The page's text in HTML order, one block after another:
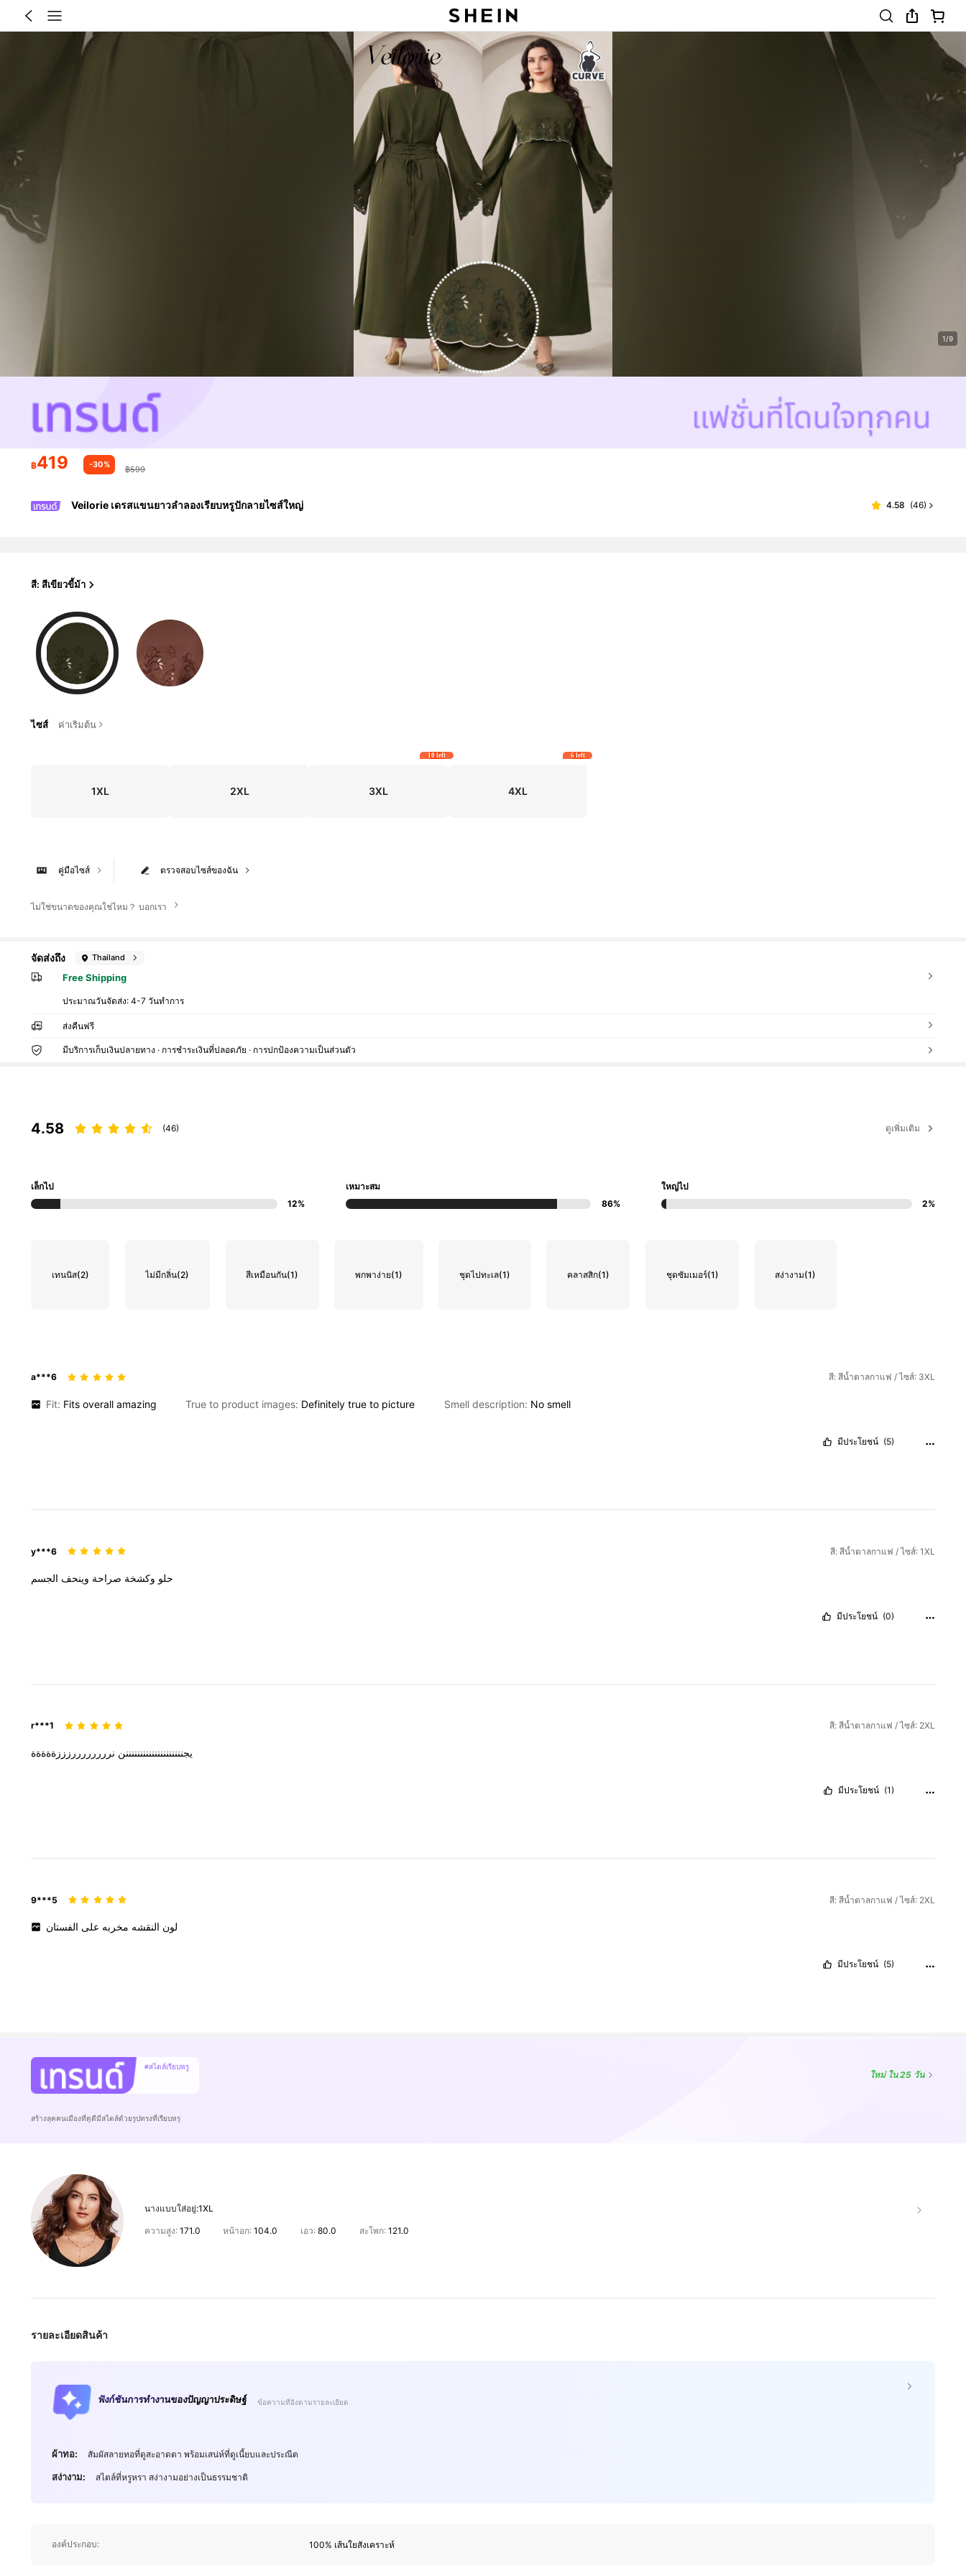
1/9
฿419 -30% ฿599
Veilorie เดรสแขนยาวลำลองเรียบหรูปักลายไซส์ใหญ่ 4.58 (46)
สี: สีเขียวขี้ม้า
ไซส์ ค่าเริ่มต้น
1XL 2XL 3XL
10 left
4XL
6 left
ตรวจสอบไซส์ของฉัน
คู่มือไซส์
ไม่ใช่ขนาดของคุณใช่ไหม？ บอกเรา
จัดส่งถึง Thailand
Free Shipping
ประมาณวันจัดส่ง:4-7 วันทำการ
ส่งคืนฟรี
มีบริการเก็บเงินปลายทาง · การชำระเงินที่ปลอดภัย · การปกป้องความเป็นส่วนตัว
4.58 (46) ดูเพิ่มเติม
เล็กไป
12%
เหมาะสม
86%
ใหญ่ไป
2%
เทนนิส(2) ไม่มีกลิ่น(2) สีเหมือนกัน(1) พกพาง่าย(1) ชุดไปทะเล(1) คลาสสิก(1) ชุดซัมเมอร์(1) สง่างาม(1)
a***6 สี: สีน้ำตาลกาแฟ / ไซส์: 3XL
Fit: Fitsoverallamazing True to product images: Definitelytrueto picture Smell description: No smell
มีประโยชน์ (5)
y***6 สี: สีน้ำตาลกาแฟ / ไซส์: 1XL
حلو وكشخة صراحة وينحف الجسم
มีประโยชน์ (0)
r***1 สี: สีน้ำตาลกาแฟ / ไซส์: 2XL
يجننننننننننننننننننننن نررررررررزززةةةةة
มีประโยชน์ (1)
9***5 สี: สีน้ำตาลกาแฟ / ไซส์: 2XL
لون النقشه مخربه على الفستان
มีประโยชน์ (5)
#สไตล์เรียบหรู
ใหม่ ใน 25 วัน
สร้างลุคคนเมืองที่ดูดีมีสไตล์ด้วยรูปทรงที่เรียบหรู
นางแบบใส่อยู่:1XL
ความสูง: 171.0 หน้าอก:104.0 เอว: 80.0 สะโพก: 121.0
รายละเอียดสินค้า
ฟังก์ชันการทำงานของปัญญาประดิษฐ์ ข้อความที่อิงตามรายละเอียด
ผ้าทอ: สัมผัสลายทอที่ดูสะอาดตา พร้อมเสน่ห์ที่ดูเนี้ยบและประณีต
สง่างาม: สไตล์ที่หรูหรา สง่างามอย่างเป็นธรรมชาติ
องค์ประกอบ: 100% เส้นใยสังเคราะห์
4.85